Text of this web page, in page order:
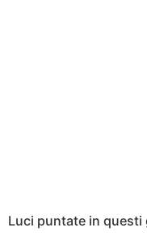
Luci puntate in questi